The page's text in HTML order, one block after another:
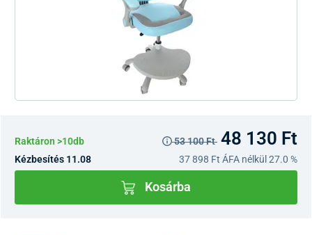
Raktáron >10db 53 100 Ft 48 130 Ft
Kézbesítés 11.08 37 898 Ft ÁFA nélkül 27.0 %
Kosárba